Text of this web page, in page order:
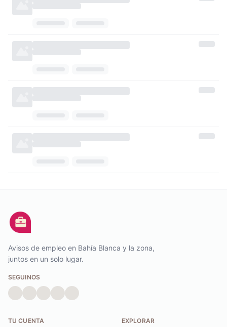
Avisos de empleo en Bahía Blanca y la zona,
juntos en un solo lugar.
SEGUINOS
TU CUENTA EXPLORAR